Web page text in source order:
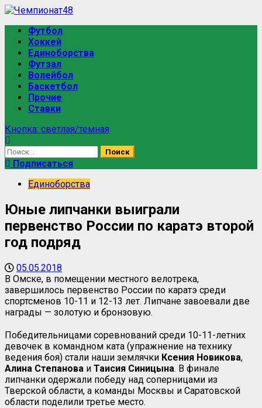
Перейти
содержимому
Основное
меню
Футбол
Хоккей
Единоборства
Футзал
Волейбол
Баскетбол
Прочие
Ставки
Кнопка: светлая/темная
Найти:
Подписаться
Единоборства
Юные липчанки выиграли
первенство России по каратэ второй
год подряд
05.05.2018
В Омске, в помещении местного велотрека,
завершилось первенство России по каратэ среди
спортсменов 10-11 и 12-13 лет. Липчане завоевали две
награды — золотую и бронзовую.
Победительницами соревнований среди 10-11-летних
девочек в командном ката (упражнение на технику
ведения боя) стали наши землячки Ксения Новикова,
Алина Степанова и Таисия Синицына. В финале
липчанки одержали победу над соперницами из
Тверской области, а команды Москвы и Саратовской
области поделили третье место.